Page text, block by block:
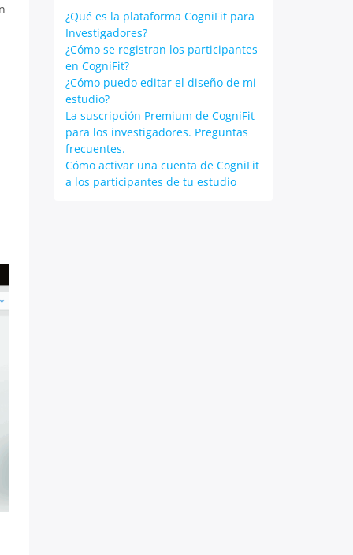
¿Qué es la plataforma CogniFit para
Investigadores?
¿Cómo se registran los participantes
en CogniFit?
¿Cómo puedo editar el diseño de mi
estudio?
La suscripción Premium de CogniFit
para los investigadores. Preguntas
frecuentes.
Cómo activar una cuenta de CogniFit
a los participantes de tu estudio